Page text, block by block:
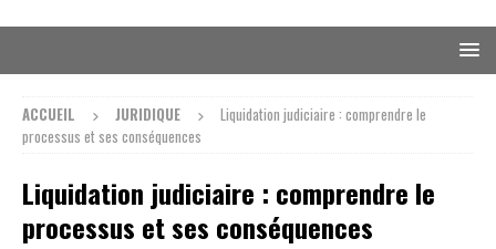
ACCUEIL JURIDIQUE
Liquidation judiciaire : comprendre le
processus et ses conséquences
Liquidation judiciaire : comprendre le
processus et ses conséquences